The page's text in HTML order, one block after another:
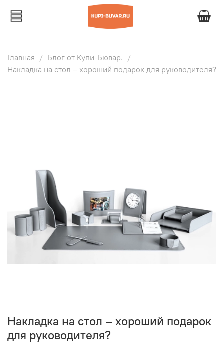
Главная
Блог от Купи-Бювар.
Накладка на стол – хороший подарок для руководителя?
Накладка на стол – хороший подарок
для руководителя?